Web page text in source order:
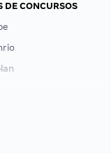
DE CONCURSOS